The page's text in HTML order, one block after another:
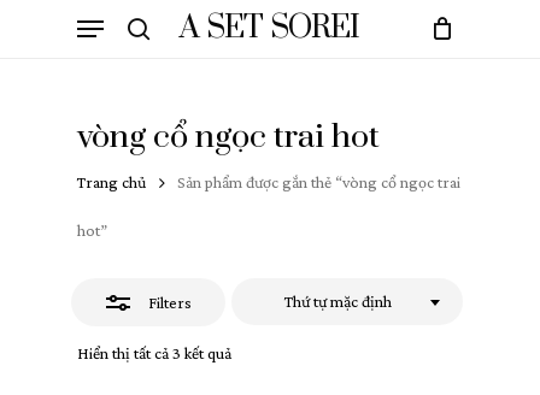
A SET SOREI
Menu
vòng cổ ngọc trai hot
Trang chủ Sản phẩm được gắn thẻ “vòng cổ ngọc trai
hot”
Filters
Hiển thị tất cả 3 kết quả
Thứ tự mặc định